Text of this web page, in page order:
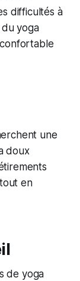
difficultés à
yoga
une
doux
en
de yoga